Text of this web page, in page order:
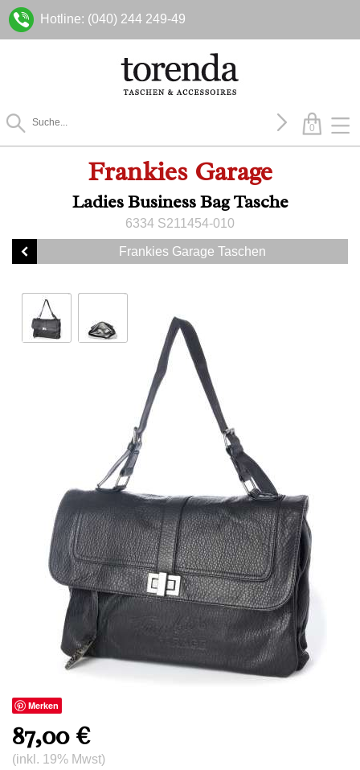
Hotline: (040) 244 249-49
0
Frankies Garage
Ladies Business Bag Tasche
6334 S211454-010
Frankies Garage Taschen
Merken
87,00 €
(inkl. 19% Mwst)